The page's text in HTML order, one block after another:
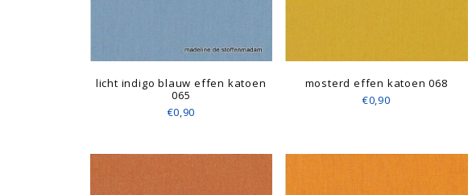
licht indigo blauw effen katoen
065
€0,90
mosterd effen katoen 068
€0,90